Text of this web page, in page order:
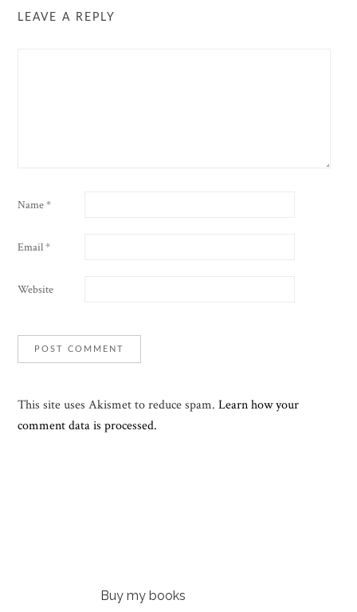
LEAVE A REPLY
Name*
Email*
Website
This site uses Akismet to reduce spam.Learn how your
comment data is processed.
Buy my books